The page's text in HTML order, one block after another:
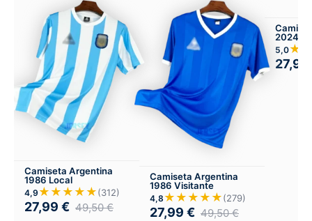
Camiseta Argentina
1986 Local
4,9 ★★★★★(312)
27,99 € 49,50€
Camiseta Argentina
1986 Visitante
4,8 ★★★★★(279)
27,99 € 49,50€
2024
5,0
27,99